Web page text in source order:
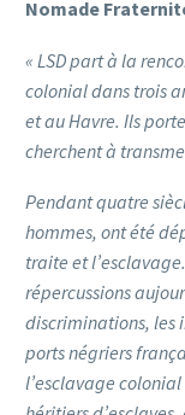
Nomade
« LSD part à la
colonial dans trois
et au Havre. Ils
cherchent à
Pendant quatre
hommes, ont été
traite et
répercussions
discriminations, les
ports négriers
l’esclavage